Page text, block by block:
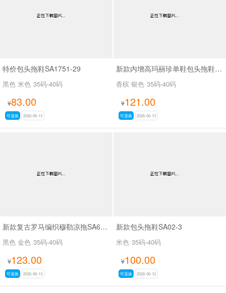
特价包头拖鞋SA1751-29
黑色 米色 35码-40码
¥83.00
可退换 2026-06-13
新款内增高玛丽珍单鞋包头拖鞋SA366-9
香槟 银色 35码-40码
¥121.00
可退换 2026-06-13
新款复古罗马编织穆勒凉拖SA68-1
黑色 金色 35码-40码
¥123.00
可退换 2026-06-13
新款包头拖鞋SA02-3
米色 35码-40码
¥100.00
可退换 2026-06-12